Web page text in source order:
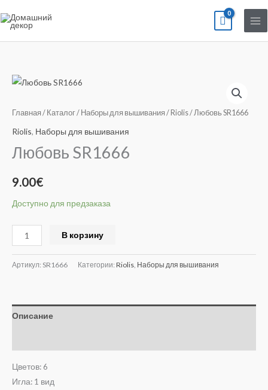
к
Главная / Каталог/ Наборы для вышивания / Riolis/ Любовь SR1666
Riolis, Наборы для вышивания
Любовь SR1666
9.00€
Доступно для предзаказа
Количество
Любовь
SR1666
В корзину
Артикул: SR1666 Категории: Riolis Наборы для вышивания
Описание
Цветов: 6
Игла: 1 вид